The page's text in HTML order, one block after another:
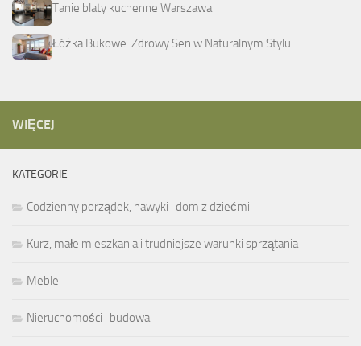
Tanie blaty kuchenne Warszawa
Łóżka Bukowe: Zdrowy Sen w Naturalnym Stylu
WIĘCEJ
KATEGORIE
Codzienny porządek, nawyki i dom z dziećmi
Kurz, małe mieszkania i trudniejsze warunki sprzątania
Meble
Nieruchomości i budowa